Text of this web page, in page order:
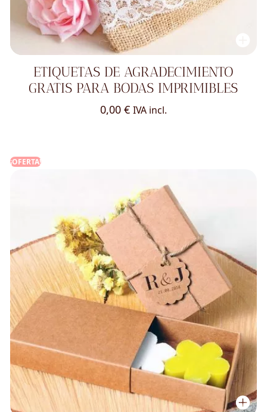
ETIQUETAS DE AGRADECIMIENTO
GRATIS PARA BODAS IMPRIMIBLES
0,00 € IVA incl.
¡OFERTA!